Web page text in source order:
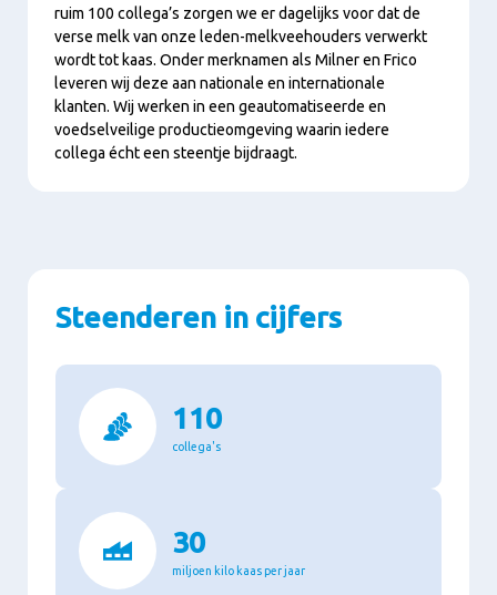
ruim 100 collega’s zorgen we er dagelijks voor dat de
verse melk van onze leden-melkveehouders verwerkt
wordt tot kaas. Onder merknamen als Milner en Frico
leveren wij deze aan nationale en internationale
klanten. Wij werken in een geautomatiseerde en
voedselveilige productieomgeving waarin iedere
collega écht een steentje bijdraagt.
Steenderen in cijfers
110
collega's
30
miljoen kilo kaas per jaar